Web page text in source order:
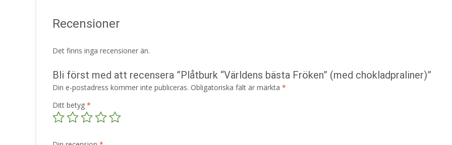
Recensioner
Det finns inga recensioner än.
Bli först med att recensera ”Plåtburk “Världens bästa Fröken” (med chokladpraliner)”
Din e-postadress kommer inte publiceras. Obligatoriska fält är märkta *
Ditt betyg *